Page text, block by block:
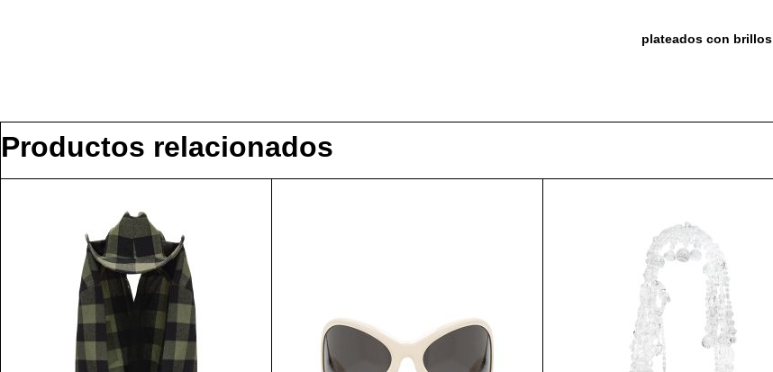
plateados con brillos
Productos relacionados